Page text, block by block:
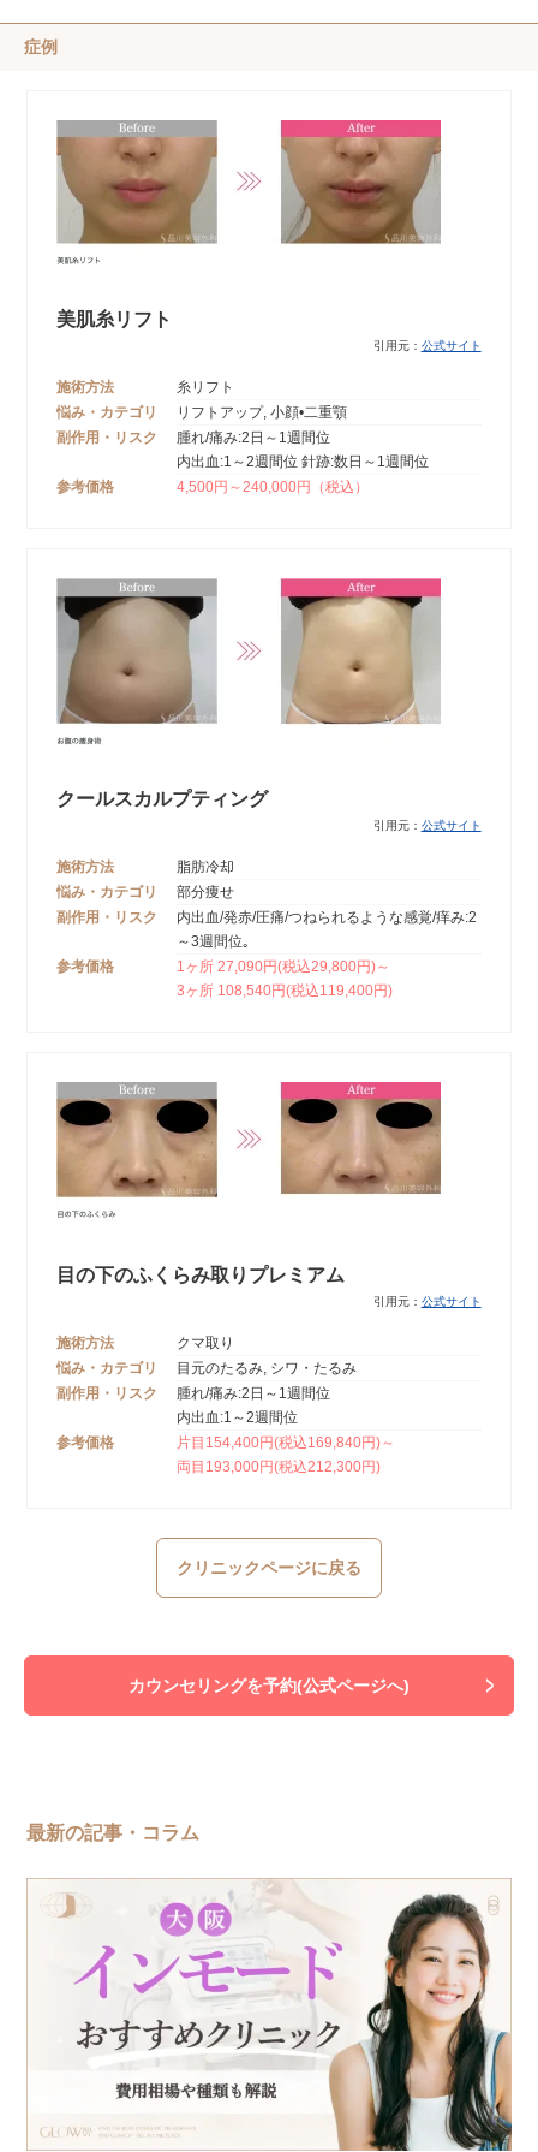
症例
美肌糸リフト
引用元： 公式サイト
施術方法
糸リフト
悩み・カテゴリ
リフトアップ, 小顔•二重顎
副作用・リスク
腫れ/痛み:2日～1週間位
内出血:1～2週間位 針跡:数日～1週間位
参考価格
4,500円～240,000円（税込）
クールスカルプティング
引用元： 公式サイト
施術方法
脂肪冷却
悩み・カテゴリ
部分痩せ
副作用・リスク
内出血/発赤/圧痛/つねられるような感覚/痒み:2
～3週間位｡
参考価格
1ヶ所 27,090円(税込29,800円)～
3ヶ所 108,540円(税込119,400円)
目の下のふくらみ取りプレミアム
引用元： 公式サイト
施術方法
クマ取り
悩み・カテゴリ
目元のたるみ, シワ・たるみ
副作用・リスク
腫れ/痛み:2日～1週間位
内出血:1～2週間位
参考価格
片目154,400円(税込169,840円)～
両目193,000円(税込212,300円)
クリニックページに戻る
カウンセリングを予約(公式ページへ)
最新の記事・コラム